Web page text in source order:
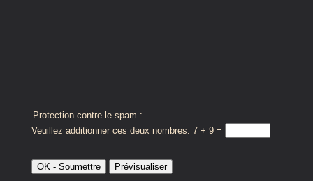
Protection contre le spam :
Veuillez additionner ces deux nombres: 7 + 9 =